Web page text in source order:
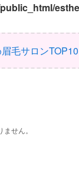
毛サロンTOP10